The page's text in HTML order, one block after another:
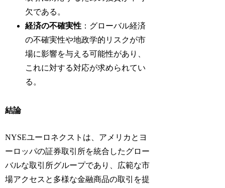
欠である。
経済の不確実性 ：グローバル経済
の不確実性や地政学的リスクが市
場に影響を与える可能性があり、
これに対する対応が求められてい
る。
結論
NYSEユーロネクストは、アメリカとヨ
ーロッパの証券取引所を統合したグロー
バルな取引所グループであり、広範な市
場アクセスと多様な金融商品の取引を提